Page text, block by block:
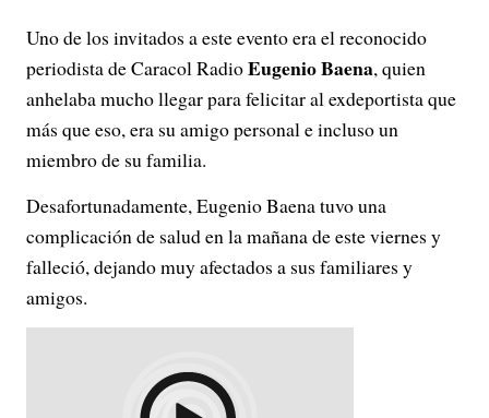
Uno de los invitados a este evento era el reconocido
periodista de Caracol RadioEugenio Baena, quien
anhelaba mucho llegar para felicitar al exdeportista que
más que eso, era su amigo personal e incluso un
miembro de su familia.
Desafortunadamente, Eugenio Baena tuvo una
complicación de salud en la mañana de este viernes y
falleció, dejando muy afectados a sus familiares y
amigos.